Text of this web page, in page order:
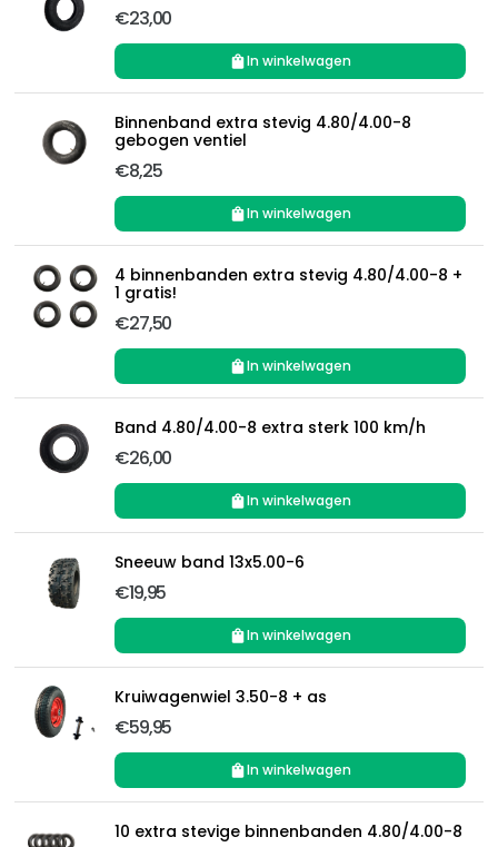
€23,00
In winkelwagen
Binnenband extra stevig 4.80/4.00-8
gebogen ventiel
€8,25
In winkelwagen
4 binnenbanden extra stevig 4.80/4.00-8 +
1 gratis!
€27,50
In winkelwagen
Band 4.80/4.00-8 extra sterk 100 km/h
€26,00
In winkelwagen
Sneeuw band 13x5.00-6
€19,95
In winkelwagen
Kruiwagenwiel 3.50-8 + as
€59,95
In winkelwagen
10 extra stevige binnenbanden 4.80/4.00-8